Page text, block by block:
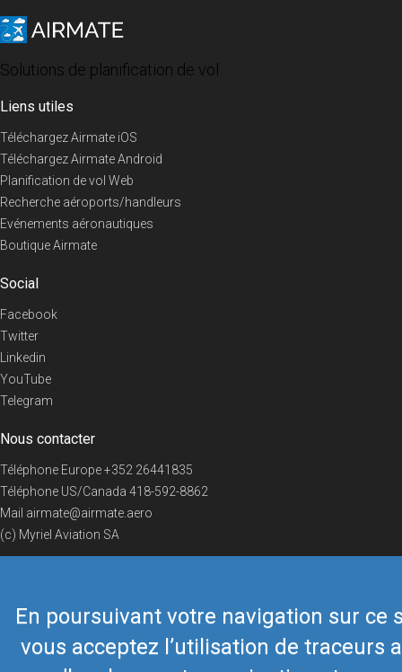
En poursuivant votre navigation sur ce
vous acceptez l’utilisation de traceurs
Solutions de planification de vol
Liens utiles
Téléchargez Airmate iOS
Téléchargez Airmate Android
Planification de vol Web
Recherche aéroports/handleurs
Evénements aéronautiques
Boutique Airmate
Social
Facebook
Twitter
Linkedin
YouTube
Telegram
Nous contacter
Téléphone Europe+352 26441835
Téléphone US/Canada 418-592-8862
Mail airmate@airmate.aero
(c) Myriel Aviation SA
© 2019 Airmate - Conditions d'utilisation - Vie privée Back to top